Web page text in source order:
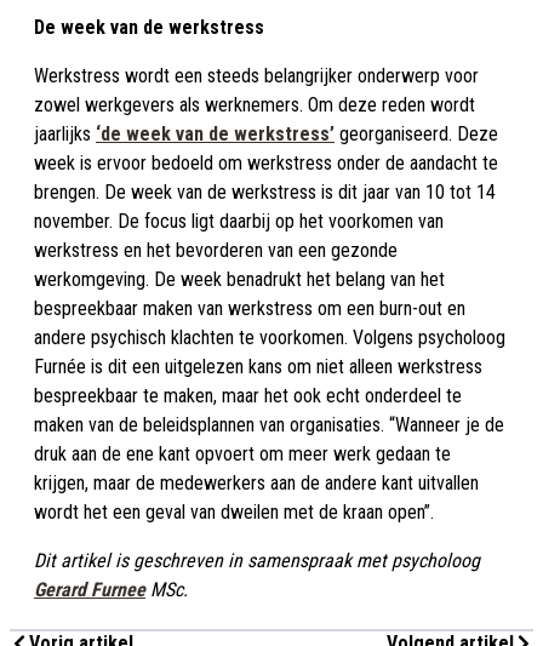
De week van de werkstress
Werkstress wordt een steeds belangrijker onderwerp voor
zowel werkgevers als werknemers. Om deze reden wordt
jaarlijks ‘de week van de werkstress’ georganiseerd. Deze
week is ervoor bedoeld om werkstress onder de aandacht te
brengen. De week van de werkstress is dit jaar van 10 tot 14
november. De focus ligt daarbij op het voorkomen van
werkstress en het bevorderen van een gezonde
werkomgeving. De week benadrukt het belang van het
bespreekbaar maken van werkstress om een burn-out en
andere psychisch klachten te voorkomen. Volgens psycholoog
Furnée is dit een uitgelezen kans om niet alleen werkstress
bespreekbaar te maken, maar het ook echt onderdeel te
maken van de beleidsplannen van organisaties. “Wanneer je de
druk aan de ene kant opvoert om meer werk gedaan te
krijgen, maar de medewerkers aan de andere kant uitvallen
wordt het een geval van dweilen met de kraan open”.
Dit artikel is geschreven in samenspraak met psycholoog
Gerard FurneeMSc.